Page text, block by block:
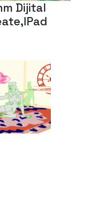
Dijital